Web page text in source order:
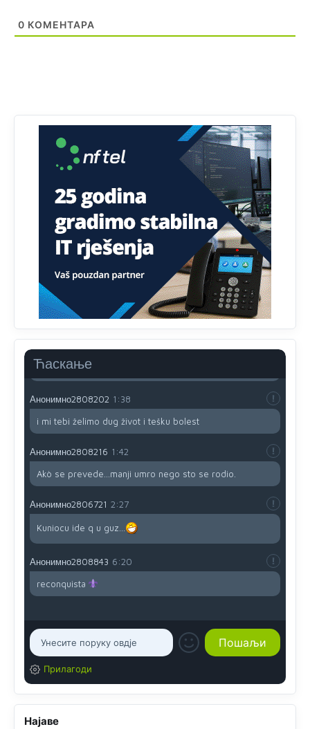
0 КОМЕНТАРА
Ћаскање
БиХ није гласала да је тзв.Косово држава. Лупаш ко к у
р а ц по самару луди турко.
Анонимно2807895 12:18
Drzi pod kontrolom tri stvari jezik,karakter i
ponasanje...Uzivotu brani tri stvari:cast,prijatelja i
slabije.Iz zivota iskljuci tri stvari uvredu,neznanje i
dok si ziv gaji tri stvari dobrotu,pamet i
prijateljstvo!!
Анонимно2806721 12:39
791 BiH nije priznala Kosovo kao nezavisnu državu jer
genocidna tvorevina pravi smetnju a recimo Srbija je
davnopriznala.Na svakom proizvodu iz Srbije stoji -
uvoznik za Kosovo
Анонимно2806721
12:45
da brani? A imamo vojsku Kosova kojoj želimo svako
dobro i da se što bolje opreme
Анонимно2808202 1:38
i mi tebi želimo dug život i tešku bolest
Анонимно2808216 1:42
Akò se prevede...manji umro nego sto se rodio.
Анонимно2806721 2:27
Kuniocu ide q u guz...
Анонимно2808843 6:20
reconquista
Прилагоди
Најаве